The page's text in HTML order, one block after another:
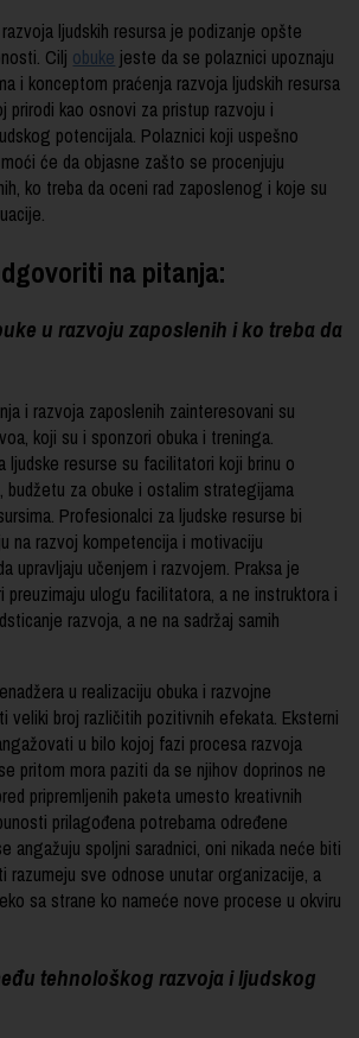
ljudskih resursa je podizanje opšte
Cilj obuke jeste da se polaznici upoznaju
i konceptom praćenja razvoja ljudskih resursa
prirodi kao osnovi za pristup razvoju i
potencijala. Polaznici koji uspešno
će da objasne zašto se procenjuju
ko treba da oceni rad zaposlenog i koje su
na pitanja:
u razvoju zaposlenih i ko treba da
i razvoja zaposlenih zainteresovani su
koji su i sponzori obuka i treninga.
ljudske resurse su facilitatori koji brinu o
budžetu za obuke i ostalim strategijama
Profesionalci za ljudske resurse bi
na razvoj kompetencija i motivaciju
upravljaju učenjem i razvojem. Praksa je
preuzimaju ulogu facilitatora, a ne instruktora i
razvoja, a ne na sadržaj samih
u realizaciju obuka i razvojne
veliki broj različitih pozitivnih efekata. Eksterni
u bilo kojoj fazi procesa razvoja
pritom mora paziti da se njihov doprinos ne
pripremljenih paketa umesto kreativnih
prilagođena potrebama određene
angažuju spoljni saradnici, oni nikada neće biti
razumeju sve odnose unutar organizacije, a
sa strane ko nameće nove procese u okviru
tehnološkog razvoja i ljudskog